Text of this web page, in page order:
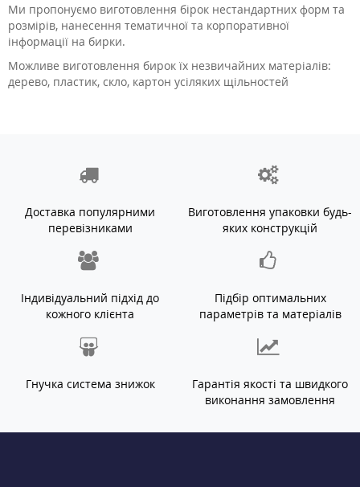
Ми пропонуємо виготовлення бірок нестандартних форм та
розмірів, нанесення тематичної та корпоративної
інформації на бирки.
Можливе виготовлення бирок їх незвичайних матеріалів:
дерево, пластик, скло, картон усіляких щільностей
Доставка популярними
перевізниками
Виготовлення упаковки будь-
яких конструкцій
Індивідуальний підхід до
кожного клієнта
Підбір оптимальних
параметрів та матеріалів
Гнучка система знижок
Гарантія якості та швидкого
виконання замовлення